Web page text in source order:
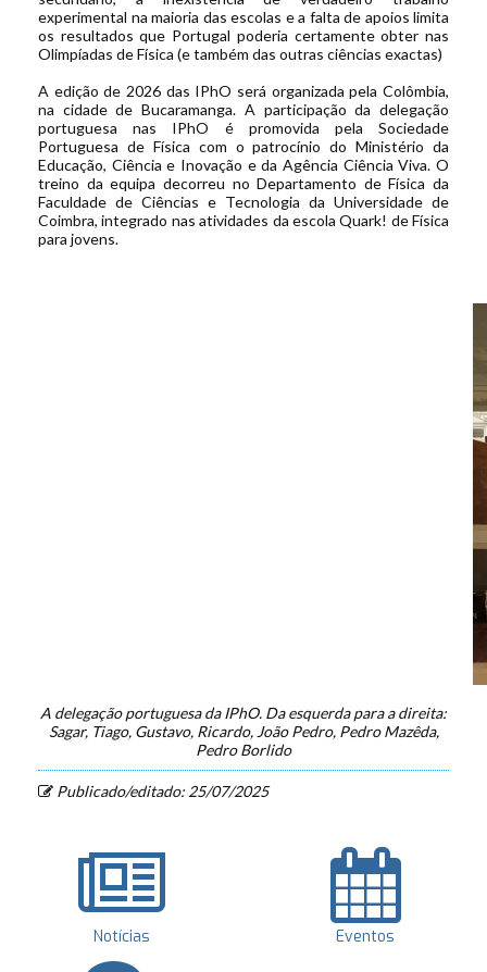
experimental na maioria das escolas e a falta de apoios limita
os resultados que Portugal poderia certamente obter nas
Olimpíadas de Física (e também das outras ciências exactas)
A edição de 2026 das IPhO será organizada pela Colômbia,
na cidade de Bucaramanga. A participação da delegação
portuguesa nas IPhO é promovida pela Sociedade
Portuguesa de Física com o patrocínio do Ministério da
Educação, Ciência e Inovação e da Agência Ciência Viva. O
treino da equipa decorreu no Departamento de Física da
Faculdade de Ciências e Tecnologia da Universidade de
Coimbra, integrado nas atividades da escola Quark! de Física
para jovens.
A delegação portuguesa da IPhO. Da esquerda para a direita:
Sagar, Tiago, Gustavo, Ricardo, João Pedro, Pedro Mazêda,
Pedro Borlido
Publicado/editado: 25/07/2025
Notícias Eventos